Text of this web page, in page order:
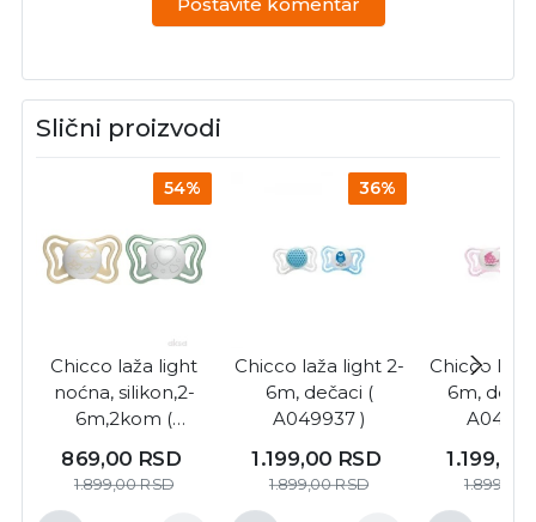
Slični proizvodi
54%
Chicco laža light
noćna, silikon,2-
6m,2kom (
869,00 RSD
1.899,00RSD
36%
Chicco laža light 2-
6m, dečaci (
A049937 )
1.199,00 RSD
1.899,00RSD
Chicco
6m,
1.199,00
1.899,00